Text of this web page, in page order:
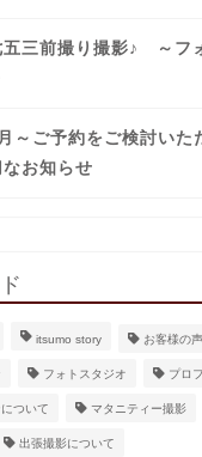
五三前撮り撮影♪ ～フ
～ご予約をご検討いた
お知らせ
itsumo story お客様の声
フォトスタジオ プロ
ついて マタニティー撮影
出張撮影について